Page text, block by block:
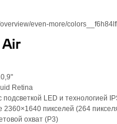
Air
Retina
подсветкой LED и технологией
2360×1640 пикселей (264
охват (P3)